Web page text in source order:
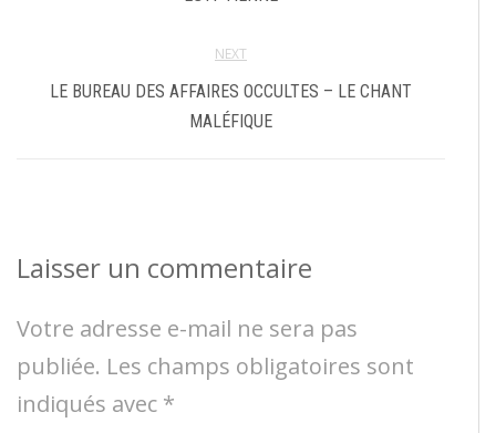
NEXT
LE BUREAU DES AFFAIRES OCCULTES – LE CHANT
MALÉFIQUE
Laisser un commentaire
Votre adresse e-mail ne sera pas
publiée. Les champs obligatoires sont
indiqués avec *